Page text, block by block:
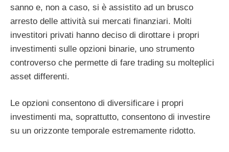
sanno e, non a caso, si è assistito ad un brusco
arresto delle attività sui mercati finanziari. Molti
investitori privati hanno deciso di dirottare i propri
investimenti sulle opzioni binarie, uno strumento
controverso che permette di fare trading su molteplici
asset differenti.
Le opzioni consentono di diversificare i propri
investimenti ma, soprattutto, consentono di investire
su un orizzonte temporale estremamente ridotto.